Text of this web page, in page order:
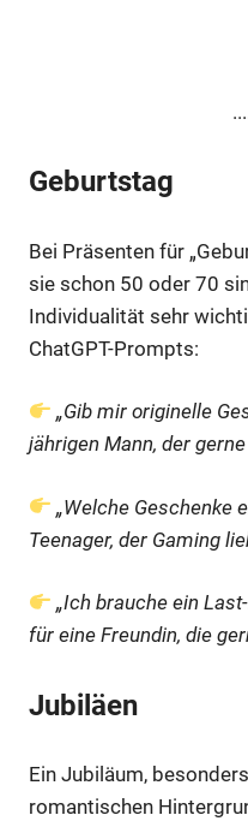
Geburtstag
Bei Präsenten für
sie schon 50 oder 70
Individualität sehr
ChatGPT-Prompts:
„Gib mir originelle
jährigen Mann, der
„Welche Geschenke
Teenager, der Gaming
„Ich brauche ein
für eine Freundin, die
Jubiläen
Ein Jubiläum,
romantischen